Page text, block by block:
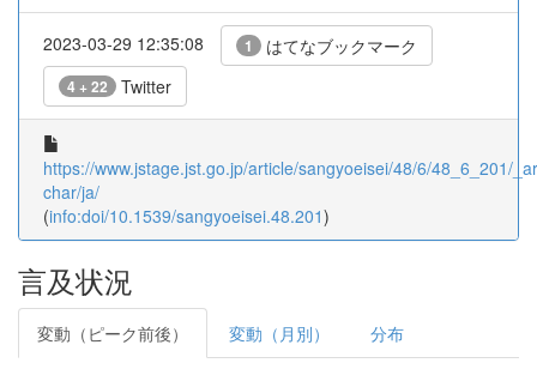
2023-03-29 12:35:08 1 はてなブックマーク
4 + 22 Twitter
https://www.jstage.jst.go.jp/article/sangyoeisei/48/6/48_6_201/
char/ja/
(info:doi/10.1539/sangyoeisei.48.201)
言及状況
変動（ピーク前後） 変動（月別） 分布